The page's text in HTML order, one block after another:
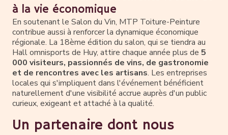
à la vie économique
En soutenant le Salon du Vin, MTP Toiture-Peinture
contribue aussi à renforcer la dynamique économique
régionale. La 18ème édition du salon, qui se tiendra au
Hall omnisports de Huy, attire chaque année plus de 5
000 visiteurs, passionnés de vins, de gastronomie
et de rencontres avec les artisans. Les entreprises
locales qui s'impliquent dans l'événement bénéficient
naturellement d'une visibilité accrue auprès d'un public
curieux, exigeant et attaché à la qualité.
Un partenaire dont nous